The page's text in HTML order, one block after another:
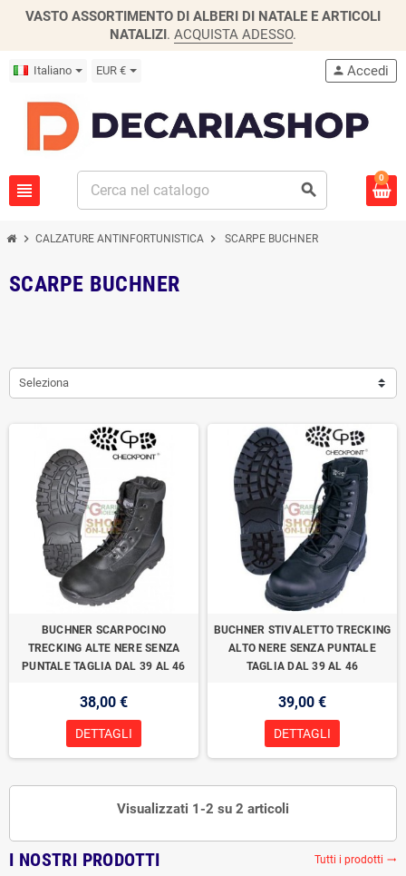
VASTO ASSORTIMENTO DI ALBERI DI NATALE E ARTICOLI
NATALIZI. ACQUISTA ADESSO.
Italiano EUR €
view_headline search
person Accedi
0
chevron_right CALZATURE ANTINFORTUNISTICA chevron_right SCARPE BUCHNER
SCARPE BUCHNER
Seleziona
BUCHNER SCARPOCINO
TRECKING ALTE NERE SENZA
PUNTALE TAGLIA DAL 39 AL 46
38,00 €
DETTAGLI
BUCHNER STIVALETTO TRECKING
ALTO NERE SENZA PUNTALE
TAGLIA DAL 39 AL 46
39,00 €
DETTAGLI
Visualizzati 1-2 su 2 articoli
I NOSTRI PRODOTTI Tutti i prodotti trending_flat